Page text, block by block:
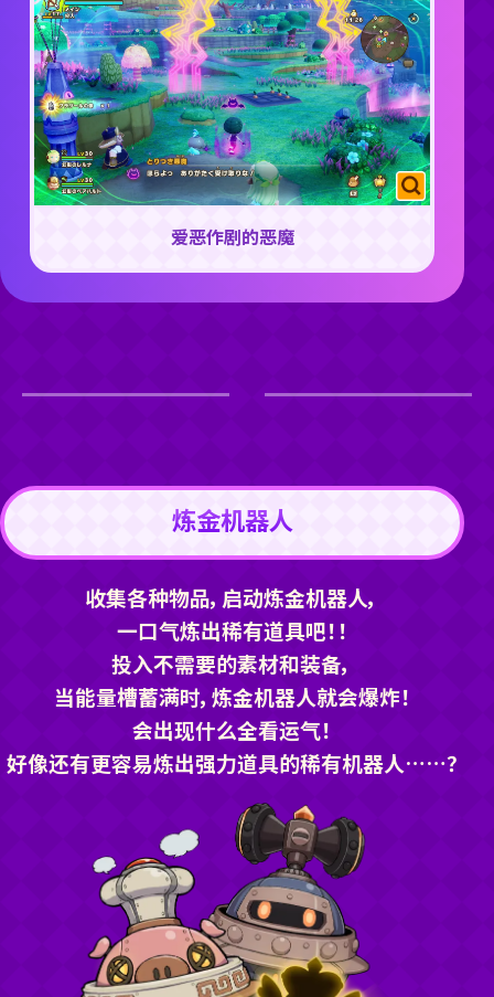
爱恶作剧的恶魔
炼金机器人
收集各种物品，启动炼金机器人，
一口气炼出稀有道具吧！！
投入不需要的素材和装备，
当能量槽蓄满时，炼金机器人就会爆炸！
会出现什么全看运气！
好像还有更容易炼出强力道具的稀有机器人……？